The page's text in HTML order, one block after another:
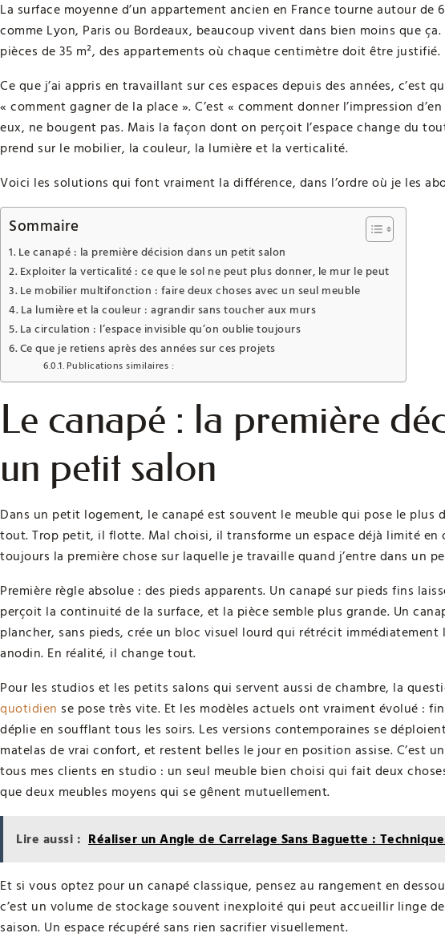
La surface moyenne d’un appartement ancien en France tourne autour de
comme Lyon, Paris ou Bordeaux, beaucoup vivent dans bien moins que ça.
pièces de 35 m², des appartements où chaque centimètre doit être justifié.
Ce que j’ai appris en travaillant sur ces espaces depuis des années, c’est
« comment gagner de la place ». C’est « comment donner l’impression
eux, ne bougent pas. Mais la façon dont on perçoit l’espace change du
prend sur le mobilier, la couleur, la lumière et la verticalité.
Voici les solutions qui font vraiment la différence, dans l’ordre où je les
Sommaire
Le canapé : la première décision dans un petit salon
Exploiter la verticalité : ce que le sol ne peut plus donner, le mur le peut
Le mobilier multifonction : faire deux choses avec un seul meuble
La lumière et la couleur : agrandir sans toucher aux murs
La circulation : l’espace invisible qu’on oublie toujours
Ce que je retiens après des années sur ces projets
Publications similaires :
Le canapé : la première
un petit salon
Dans un petit logement, le canapé est souvent le meuble qui pose le plus
tout. Trop petit, il flotte. Mal choisi, il transforme un espace déjà limité en
toujours la première chose sur laquelle je travaille quand j’entre dans un
Première règle absolue : des pieds apparents. Un canapé sur pieds fins
perçoit la continuité de la surface, et la pièce semble plus grande. Un
plancher, sans pieds, crée un bloc visuel lourd qui rétrécit immédiatement
anodin. En réalité, il change tout.
Pour les studios et les petits salons qui servent aussi de chambre, la
quotidien se pose très vite. Et les modèles actuels ont vraiment évolué :
déplie en soufflant tous les soirs. Les versions contemporaines se
matelas de vrai confort, et restent belles le jour en position assise. C’est
tous mes clients en studio : un seul meuble bien choisi qui fait deux
que deux meubles moyens qui se gênent mutuellement.
Lire aussi : Réaliser un Angle de Carrelage Sans Baguette :
Et si vous optez pour un canapé classique, pensez au rangement en
c’est un volume de stockage souvent inexploité qui peut accueillir linge
saison. Un espace récupéré sans rien sacrifier visuellement.